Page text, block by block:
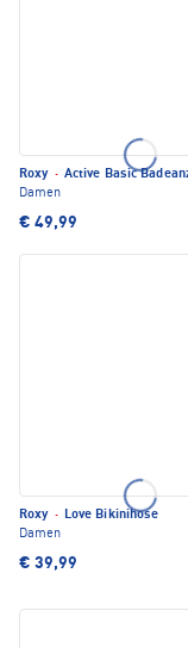
Roxy · Active Basic
Damen
€ 49,99
Roxy · Love Bikinihose
Damen
€ 39,99